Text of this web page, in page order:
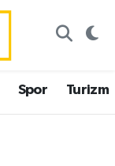
Spor Turizm